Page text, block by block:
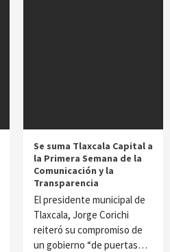
Se suma Tlaxcala Capital a
la Primera Semana de la
Comunicación y la
Transparencia
El presidente municipal de
Tlaxcala, Jorge Corichi
reiteró su compromiso de
un gobierno “de puertas…